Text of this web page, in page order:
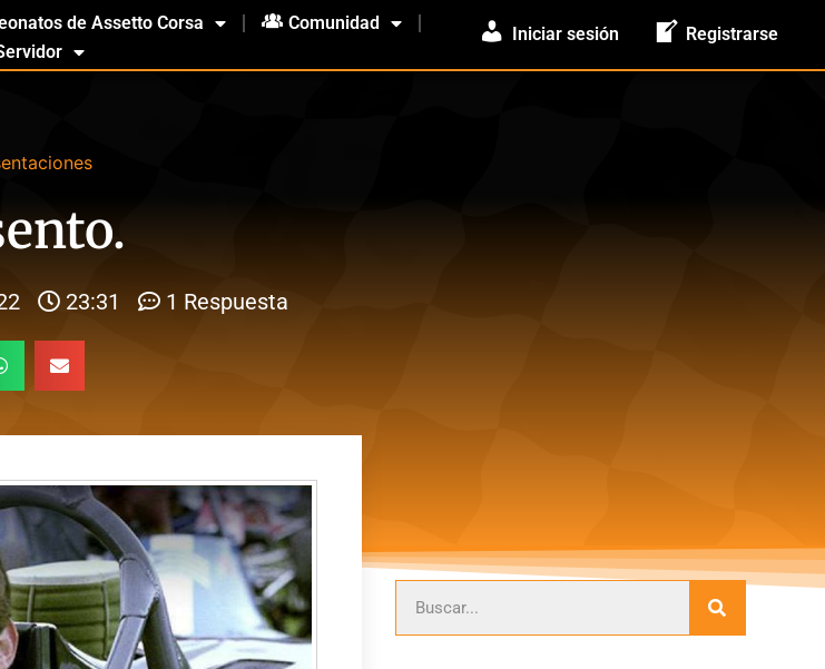
de Assetto Corsa
Comunidad
Iniciar sesión Registrarse
23:31 1 Respuesta